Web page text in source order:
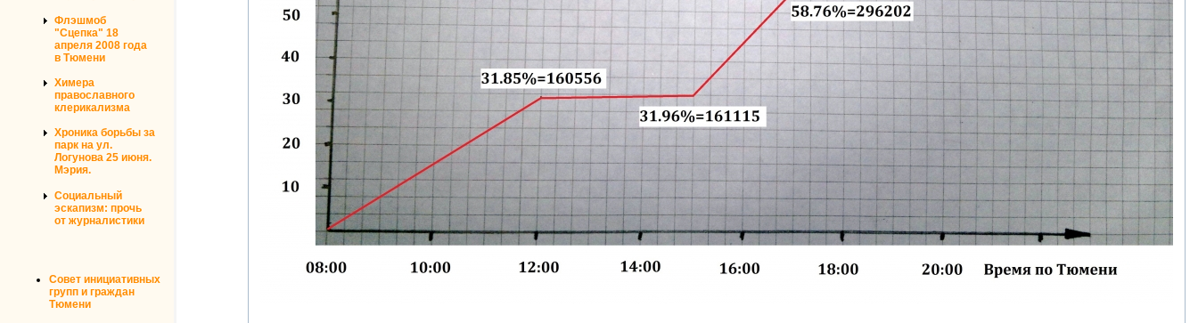
Флэшмоб
"Сцепка" 18
апреля 2008 года
в Тюмени
Химера
православного
клерикализма
Хроника борьбы за
парк на ул.
Логунова 25 июня.
Мэрия.
Социальный
эскапизм: прочь
от журналистики
Совет инициативных
групп и граждан
Тюмени